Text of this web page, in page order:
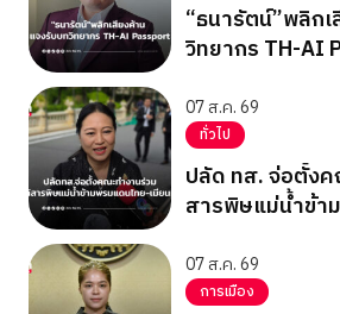
“ธนารัตน์”พลิก
วิทยากร TH-AI
07 ส.ค. 69
ทั่วไป
ปลัด ทส. จ่อตั้ง
สารพิษแม่น้ำข้า
07 ส.ค. 69
การเมือง